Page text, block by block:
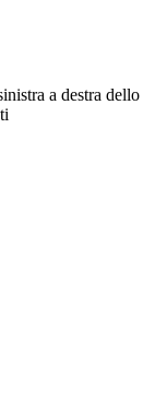
a destra dello